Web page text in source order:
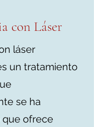
con Láser
láser
un tratamiento
se ha
ofrece